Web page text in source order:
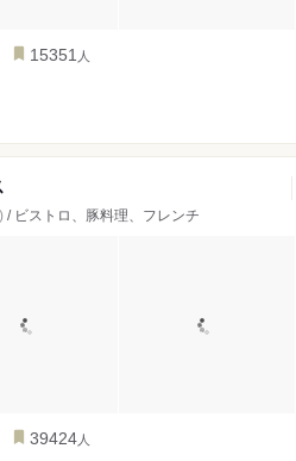
15351 人
/ ビストロ、豚料理、フレンチ
39424 人